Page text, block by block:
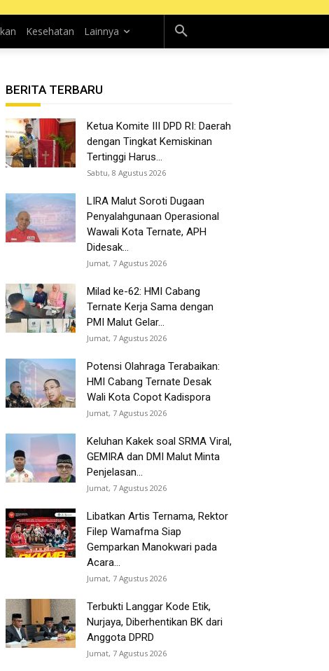
Kesehatan Lainnya
BERITA TERBARU
Ketua Komite III DPD RI: Daerah
dengan Tingkat Kemiskinan
Tertinggi Harus...
Sabtu, 8 Agustus 2026
LIRA Malut Soroti Dugaan
Penyalahgunaan Operasional
Wawali Kota Ternate, APH
Didesak...
Jumat, 7 Agustus 2026
Milad ke-62: HMI Cabang
Ternate Kerja Sama dengan
PMI Malut Gelar...
Jumat, 7 Agustus 2026
Potensi Olahraga Terabaikan:
HMI Cabang Ternate Desak
Wali Kota Copot Kadispora
Jumat, 7 Agustus 2026
Keluhan Kakek soal SRMA Viral,
GEMIRA dan DMI Malut Minta
Penjelasan...
Jumat, 7 Agustus 2026
Libatkan Artis Ternama, Rektor
Filep Wamafma Siap
Gemparkan Manokwari pada
Acara...
Jumat, 7 Agustus 2026
Terbukti Langgar Kode Etik,
Nurjaya, Diberhentikan BK dari
Anggota DPRD
Jumat, 7 Agustus 2026